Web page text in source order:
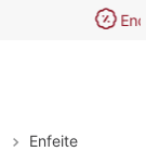
Enfeite